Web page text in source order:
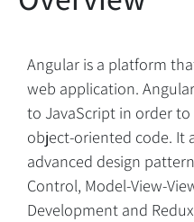
Angular is a platform
web application.
to JavaScript in order
object-oriented code. It
advanced design
Control, Model-View-
Development and